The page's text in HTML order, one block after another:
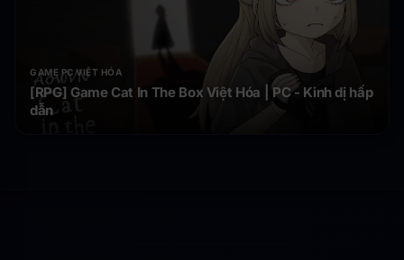
GAME PC VIỆT HÓA
[RPG] Game Cat In The Box Việt Hóa | PC - Kinh dị hấp
dẫn